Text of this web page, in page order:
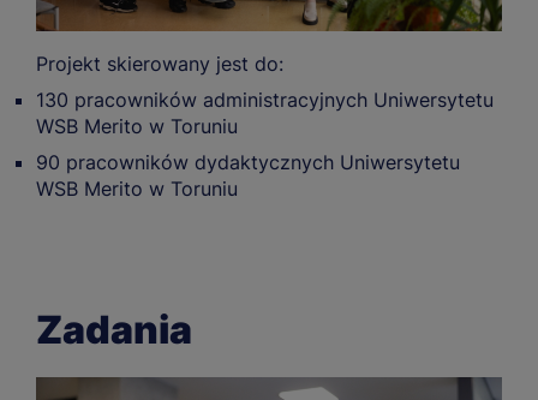
Projekt skierowany jest do:
130 pracowników administracyjnych Uniwersytetu
WSB Merito w Toruniu
90 pracowników dydaktycznych Uniwersytetu
WSB Merito w Toruniu
Zadania